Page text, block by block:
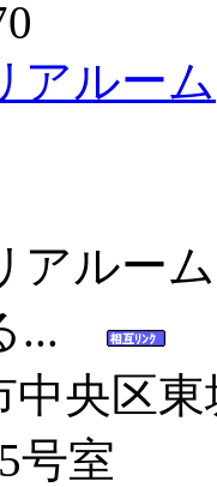
アルーム
アルー
...
中央区
号室